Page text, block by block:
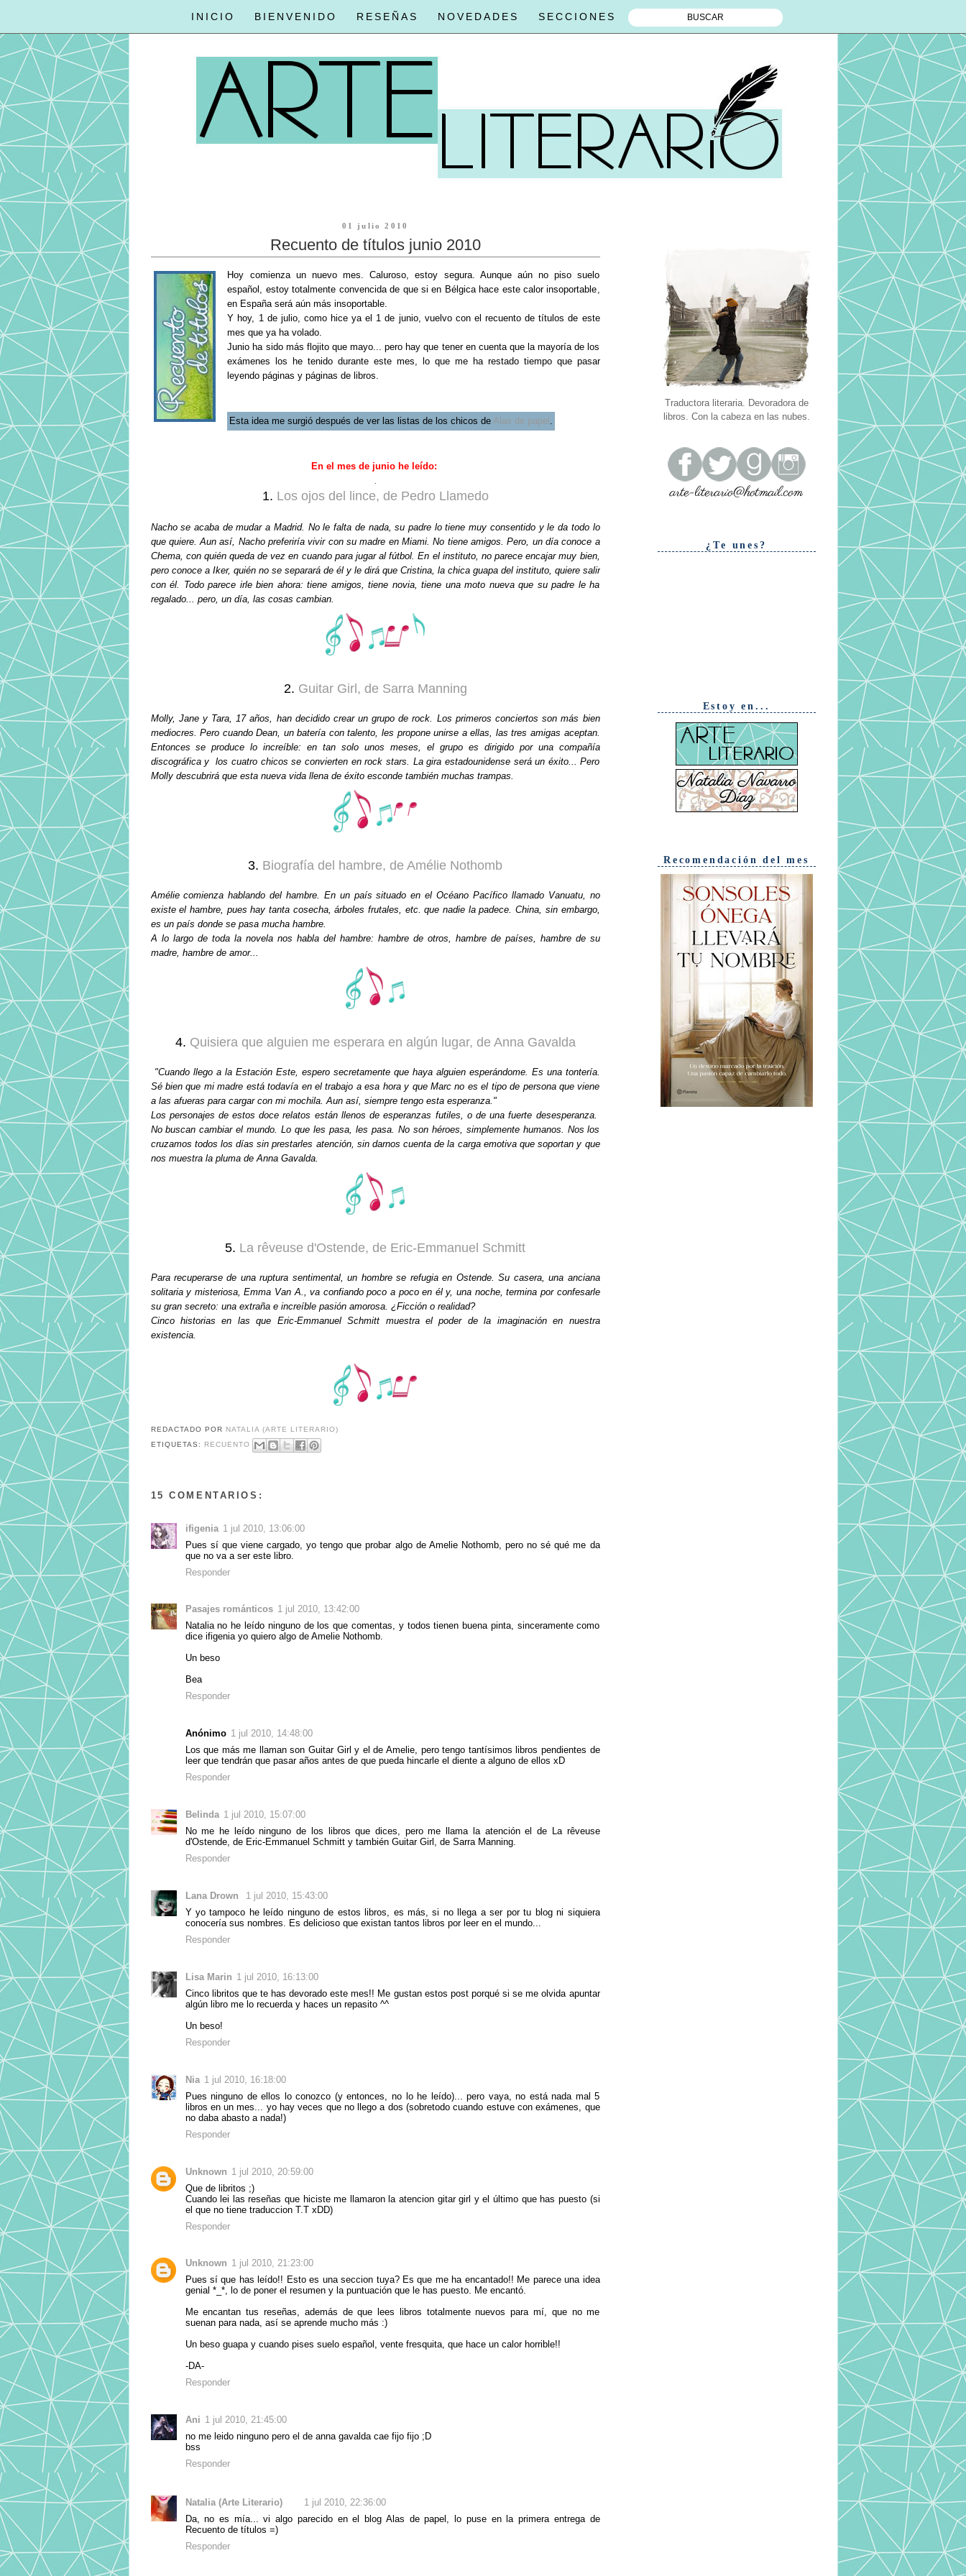
INICIO BIENVENIDO RESEÑAS NOVEDADES SECCIONES
01 julio 2010
Recuento de títulos junio 2010
Hoy comienza un nuevo mes. Caluroso, estoy segura. Aunque aún no piso suelo
español, estoy totalmente convencida de que si en Bélgica hace este calor insoportable,
en España será aún más insoportable.
Y hoy, 1 de julio, como hice ya el 1 de junio, vuelvo con el recuento de títulos de este
mes que ya ha volado.
Junio ha sido más flojito que mayo... pero hay que tener en cuenta que la mayoría de los
exámenes los he tenido durante este mes, lo que me ha restado tiempo que pasar
leyendo páginas y páginas de libros.
Esta idea me surgió después de ver las listas de los chicos de Alas de papel
En el mes de junio he leído:
1. Los ojos del lince, de Pedro Llamedo
Nacho se acaba de mudar a Madrid. No le falta de nada, su padre lo tiene muy consentido y le da todo lo
que quiere. Aun así, Nacho preferiría vivir con su madre en Miami. No tiene amigos. Pero, un día conoce a
Chema, con quién queda de vez en cuando para jugar al fútbol. En el instituto, no parece encajar muy bien,
pero conoce a Iker, quién no se separará de él y le dirá que Cristina, la chica guapa del instituto, quiere salir
con él. Todo parece irle bien ahora: tiene amigos, tiene novia, tiene una moto nueva que su padre le ha
regalado... pero, un día, las cosas cambian.
2. Guitar Girl, de Sarra Manning
Molly, Jane y Tara, 17 años, han decidido crear un grupo de rock. Los primeros conciertos son más bien
mediocres. Pero cuando Dean, un batería con talento, les propone unirse a ellas, las tres amigas aceptan.
Entonces se produce lo increíble: en tan solo unos meses, el grupo es dirigido por una compañía
discográfica y los cuatro chicos se convierten en rock stars. La gira estadounidense será un éxito... Pero
Molly descubrirá que esta nueva vida llena de éxito esconde también muchas trampas.
3. Biografía del hambre, de Amélie Nothomb
Amélie comienza hablando del hambre. En un país situado en el Océano Pacífico llamado Vanuatu, no
existe el hambre, pues hay tanta cosecha, árboles frutales, etc. que nadie la padece. China, sin embargo,
es un país donde se pasa mucha hambre.
A lo largo de toda la novela nos habla del hambre: hambre de otros, hambre de países, hambre de su
madre, hambre de amor...
4. Quisiera que alguien me esperara en algún lugar, de Anna Gavalda
"Cuando llego a la Estación Este, espero secretamente que haya alguien esperándome. Es una tontería.
Sé bien que mi madre está todavía en el trabajo a esa hora y que Marc no es el tipo de persona que viene
a las afueras para cargar con mi mochila. Aun así, siempre tengo esta esperanza."
Los personajes de estos doce relatos están llenos de esperanzas futiles, o de una fuerte desesperanza.
No buscan cambiar el mundo. Lo que les pasa, les pasa. No son héroes, simplemente humanos. Nos los
cruzamos todos los días sin prestarles atención, sin darnos cuenta de la carga emotiva que soportan y que
nos muestra la pluma de Anna Gavalda.
5. La rêveuse d'Ostende, de Eric-Emmanuel Schmitt
Para recuperarse de una ruptura sentimental, un hombre se refugia en Ostende. Su casera, una anciana
solitaria y misteriosa, Emma Van A., va confiando poco a poco en él y, una noche, termina por confesarle
su gran secreto: una extraña e increíble pasión amorosa. ¿Ficción o realidad?
Cinco historias en las que Eric-Emmanuel Schmitt muestra el poder de la imaginación en nuestra
existencia.
REDACTADO POR NATALIA (ARTE LITERARIO)
ETIQUETAS:
RECUENTO
15 COMENTARIOS:
ifigenia 1 jul 2010, 13:06:00
Pues sí que viene cargado, yo tengo que probar algo de Amelie Nothomb, pero no sé qué me da
que no va a ser este libro.
Responder
Pasajes románticos 1 jul 2010, 13:42:00
Natalia no he leído ninguno de los que comentas, y todos tienen buena pinta, sinceramente como
dice ifigenia yo quiero algo de Amelie Nothomb.
Un beso
Bea
Responder
Anónimo 1 jul 2010, 14:48:00
Los que más me llaman son Guitar Girl y el de Amelie, pero tengo tantísimos libros pendientes de
leer que tendrán que pasar años antes de que pueda hincarle el diente a alguno de ellos xD
Responder
Belinda 1 jul 2010, 15:07:00
No me he leído ninguno de los libros que dices, pero me llama la atención el de La rêveuse
d'Ostende, de Eric-Emmanuel Schmitt y también Guitar Girl, de Sarra Manning.
Responder
Lana Drown
1 jul 2010, 15:43:00
Y yo tampoco he leído ninguno de estos libros, es más, si no llega a ser por tu blog ni siquiera
conocería sus nombres. Es delicioso que existan tantos libros por leer en el mundo...
Responder
Lisa Marin 1 jul 2010, 16:13:00
Cinco libritos que te has devorado este mes!! Me gustan estos post porqué si se me olvida apuntar
algún libro me lo recuerda y haces un repasito ^^
Un beso!
Responder
Nia 1 jul 2010, 16:18:00
Pues ninguno de ellos lo conozco (y entonces, no lo he leído)... pero vaya, no está nada mal 5
libros en un mes... yo hay veces que no llego a dos (sobretodo cuando estuve con exámenes, que
no daba abasto a nada!)
Responder
Unknown 1 jul 2010, 20:59:00
Que de libritos ;)
Cuando lei las reseñas que hiciste me llamaron la atencion gitar girl y el último que has puesto (si
el que no tiene traduccion T.T xDD)
Responder
Unknown 1 jul 2010, 21:23:00
Pues sí que has leído!! Esto es una seccion tuya? Es que me ha encantado!! Me parece una idea
genial *_*, lo de poner el resumen y la puntuación que le has puesto. Me encantó.
Me encantan tus reseñas, además de que lees libros totalmente nuevos para mí, que no me
suenan para nada, así se aprende mucho más :)
Un beso guapa y cuando pises suelo español, vente fresquita, que hace un calor horrible!!
-DA-
Responder
Ani 1 jul 2010, 21:45:00
no me leido ninguno pero el de anna gavalda cae fijo fijo ;D
bss
Responder
Natalia (Arte Literario)
1 jul 2010, 22:36:00
Da, no es mía... vi algo parecido en el blog Alas de papel, lo puse en la primera entrega de
Recuento de títulos =)
Responder
Traductora literaria. Devoradora de
libros. Con la cabeza en las nubes.
¿Te unes?
Estoy en...
Recomendación del mes